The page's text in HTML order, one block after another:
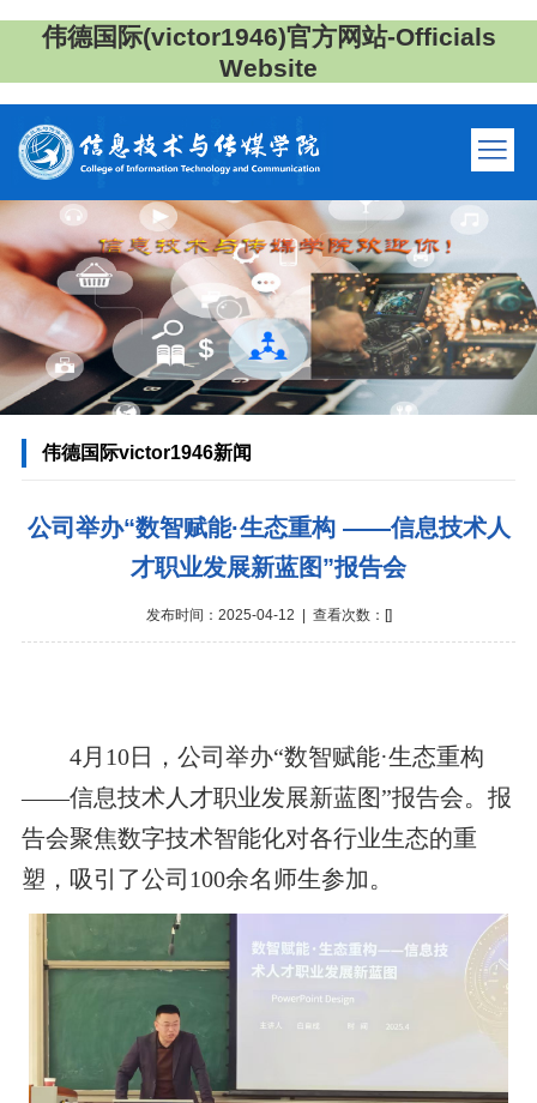
伟德国际(victor1946)官方网站-Officials
Website
伟德国际victor1946新闻
公司举办“数智赋能·生态重构 ——信息技术人
才职业发展新蓝图”报告会
发布时间：2025-04-12 | 查看次数：[]
4月10日，公司举办“数智赋能·生态重构
——信息技术人才职业发展新蓝图”报告会。报
告会聚焦数字技术智能化对各行业生态的重
塑，吸引了公司 100余名 师生参加。